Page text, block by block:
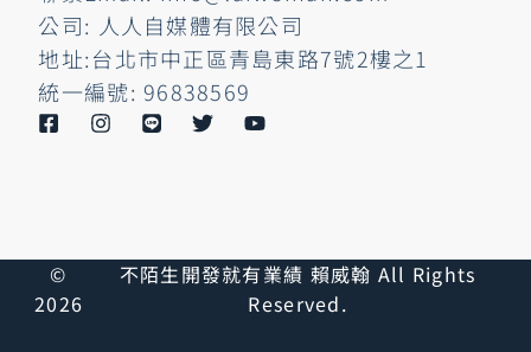
公司: 人人自媒體有限公司
地址:台北市中正區青島東路7號2樓之1
統一編號: 96838569
©
2026
不陌生開發就有業績 賴威翰 All Rights
Reserved.